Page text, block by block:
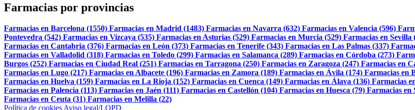
Farmacias por provincias
Farmacias en Barcelona (1550) Farmacias en Madrid (1483) Farmacias en Navarra (632) Farmacias en Valencia (596)
Pontevedra (542) Farmacias en Vizcaya (535) Farmacias en Asturias (529) Farmacias en Murcia (529) Farmacias en Sevilla
Farmacias en Cantabria (376) Farmacias en León (373) Farmacias en Tenerife (343) Farmacias en Las Palmas (337)
Farmacias en Valladolid (318) Farmacias en Toledo (299) Farmacias en Salamanca (289) Farmacias en Córdoba (273)
Burgos (252) Farmacias en Ciudad Real (251) Farmacias en Tarragona (250) Farmacias en Zaragoza (247) Farmacias en
Farmacias en Lugo (217) Farmacias en Albacete (196) Farmacias en Zamora (189) Farmacias en Ávila (174) Farmacias en
Farmacias en Huelva (159) Farmacias en La Rioja (152) Farmacias en Cuenca (149) Farmacias en Álava (136) Farmacias
Farmacias en Palencia (113) Farmacias en Jaén (111) Farmacias en Castellón (104) Farmacias en Huesca (79) Farmacias en
Farmacias en Ceuta (31) Farmacias en Melilla (22)
Política de cookies Aviso legal/LOPD